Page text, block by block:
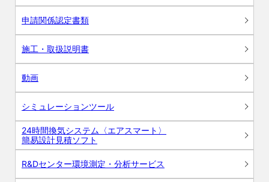
申請関係認定書類
施工・取扱説明書
動画
シミュレーションツール
24時間換気システム〈エアスマート〉
簡易設計見積ソフト
R&Dセンター環境測定・分析サービス